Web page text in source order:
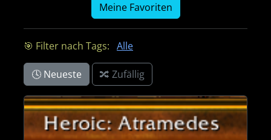
Meine Favoriten
🎯 Filter nach Tags: Alle
🕓 Neueste 🔀 Zufällig